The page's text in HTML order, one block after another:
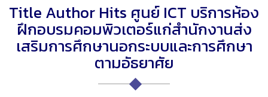
Title Author Hits ศูนย์ ICT บริการห้อง
ฝึกอบรมคอมพิวเตอร์แก่สำนักงานส่ง
เสริมการศึกษานอกระบบและการศึกษา
ตามอัธยาศัย